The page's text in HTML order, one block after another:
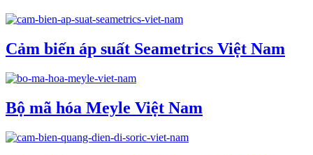
Cảm biến áp suất Seametrics Việt Nam
Bộ mã hóa Meyle Việt Nam